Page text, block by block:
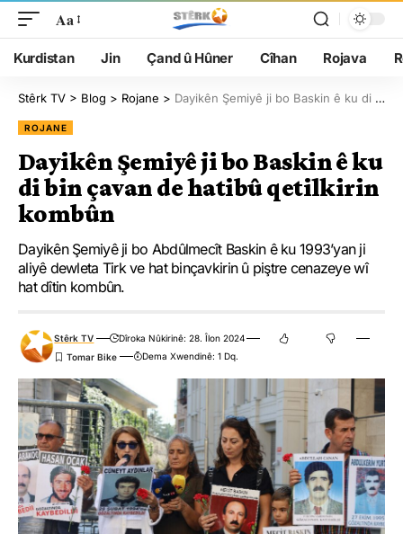
Aa
Kurdistan Jin Çand û Hûner Cîhan Rojava
Stêrk TV > Blog > Rojane > Dayikên Şemiyê ji bo Baskin ê ku di bin çavan de hatibû qetilkirin kombûn
ROJANE
Dayikên Şemiyê ji bo Baskin ê ku
di bin çavan de hatibû qetilkirin
kombûn
Dayikên Şemiyê ji bo Abdûlmecît Baskin ê ku 1993’yan ji
aliyê dewleta Tirk ve hat binçavkirin û piştre cenazeye wî
hat dîtin kombûn.
Stêrk TV
Dîroka Nûkirinê: 28. Îlon 2024
Dema Xwendinê: 1 Dq.